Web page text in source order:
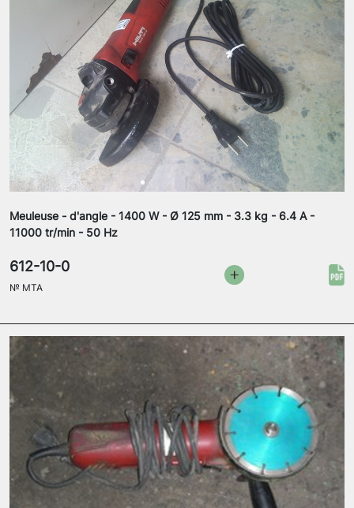
Meuleuse - d'angle - 1400 W - Ø 125 mm - 3.3 kg - 6.4 A -
11000 tr/min - 50 Hz
612-10-0
№ MTA